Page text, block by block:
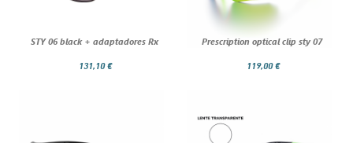
STY 06 black + adaptadores Rx
131,10 €
Prescription optical clip sty 07
119,00 €